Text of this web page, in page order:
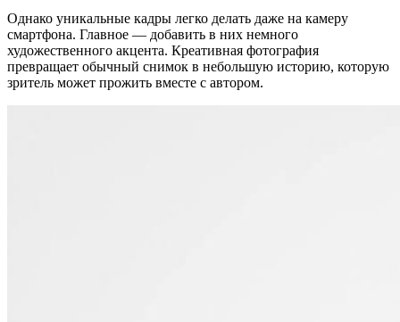
Однако уникальные кадры легко делать даже на камеру
смартфона. Главное — добавить в них немного
художественного акцента. Креативная фотография
превращает обычный снимок в небольшую историю, которую
зритель может прожить вместе с автором.